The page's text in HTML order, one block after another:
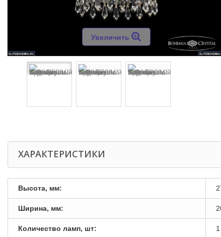
Увеличить
ХАРАКТЕРИСТИКИ
Высота, мм:
Ширина, мм:
Количество ламп, шт: 1